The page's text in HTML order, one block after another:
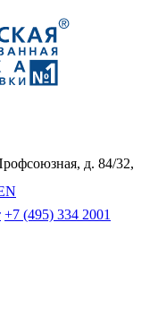
д. 84/32,
+7 (495) 334 2001